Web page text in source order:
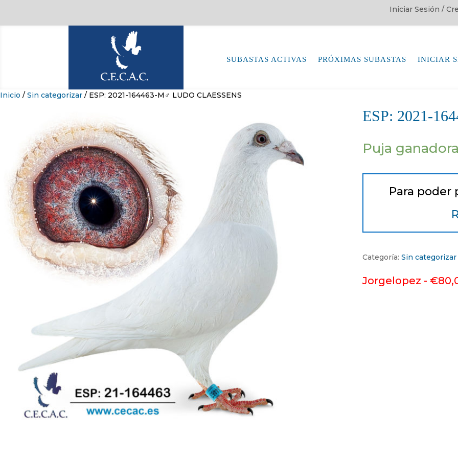
Iniciar Sesión /
SUBASTAS ACTIVAS PRÓXIMAS SUBASTAS INICIAR
Inicio / Sin categorizar / ESP: 2021-164463-M♂ LUDO CLAESSENS
ESP: 2021-
Puja
Para
Categoría: Sin categorizar
Jorgelopez - €